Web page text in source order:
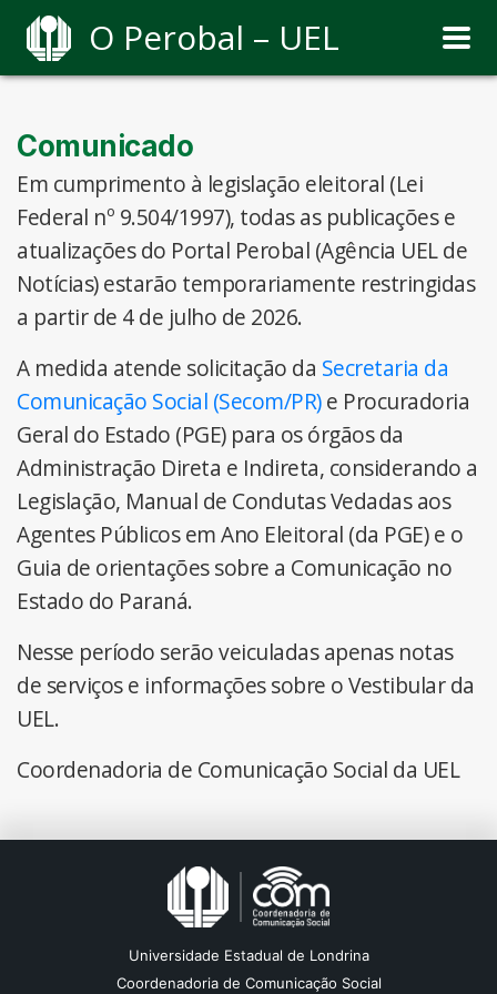
O Perobal – UEL
Comunicado
Em cumprimento à legislação eleitoral (Lei
Federal nº 9.504/1997), todas as publicações e
atualizações do Portal Perobal (Agência UEL de
Notícias) estarão temporariamente restringidas
a partir de 4 de julho de 2026.
A medida atende solicitação da Secretaria da
Comunicação Social (Secom/PR)e Procuradoria
Geral do Estado (PGE) para os órgãos da
Administração Direta e Indireta, considerando a
Legislação, Manual de Condutas Vedadas aos
Agentes Públicos em Ano Eleitoral (da PGE) e o
Guia de orientações sobre a Comunicação no
Estado do Paraná.
Nesse período serão veiculadas apenas notas
de serviços e informações sobre o Vestibular da
UEL.
Coordenadoria de Comunicação Social da UEL
Universidade Estadual de Londrina
Coordenadoria de Comunicação Social